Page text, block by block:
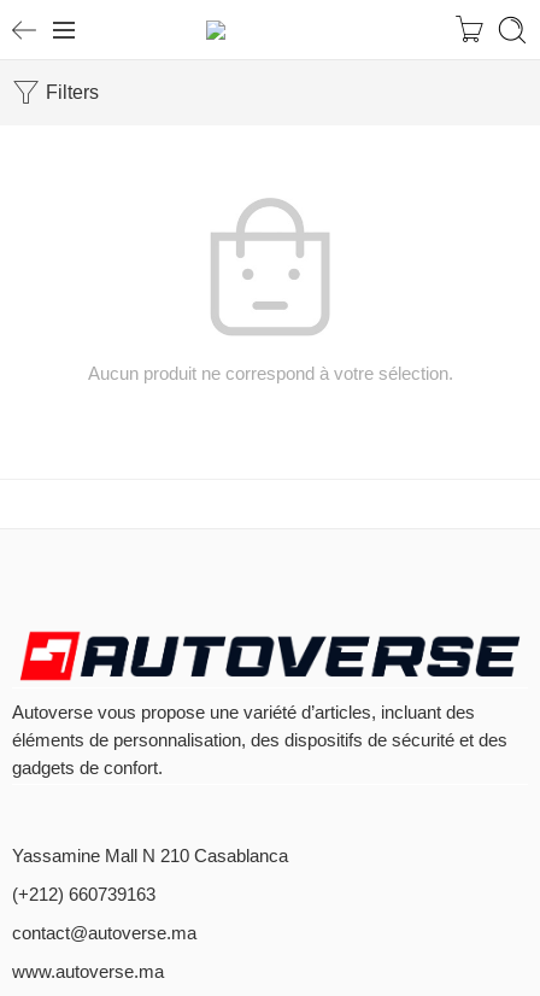
Filters
Aucun produit ne correspond à votre sélection.
Autoverse vous propose une variété d’articles, incluant des
éléments de personnalisation, des dispositifs de sécurité et des
gadgets de confort.
Yassamine Mall N 210 Casablanca
(+212) 660739163
contact@autoverse.ma
www.autoverse.ma